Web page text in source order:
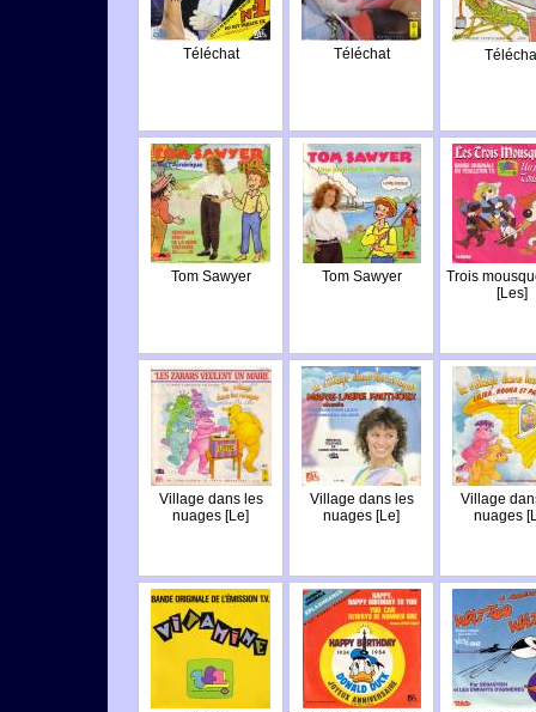
Téléchat Téléchat
Tom Sawyer Tom Sawyer
Trois
[Les]
Village dans les
nuages [Le]
Village dans les
nuages [Le]
Village
nuages